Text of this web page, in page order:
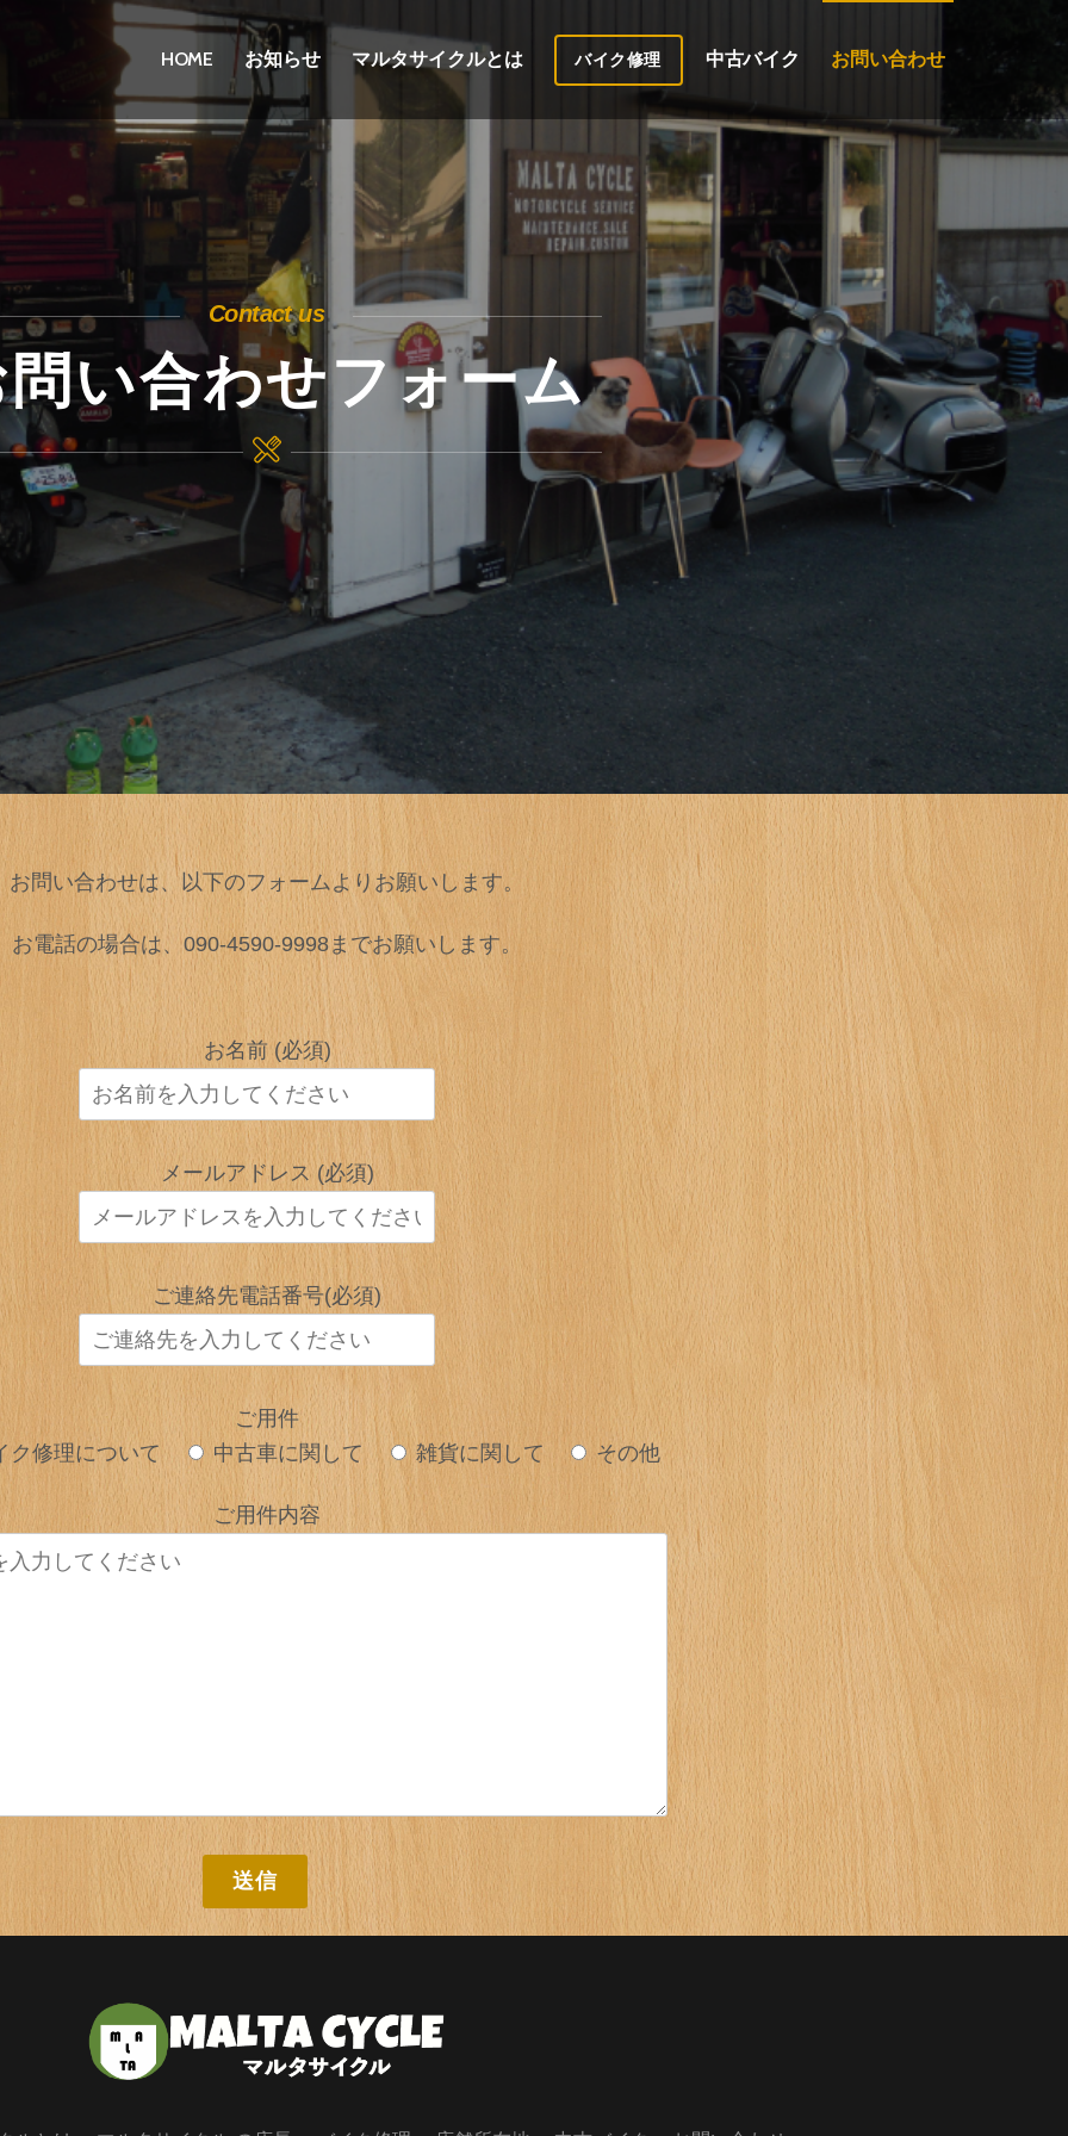
HOME お知らせ マルタサイクルとは バイク修理 中古バイク お問い合わせ
Contact us
い合わせフォーム
お問い合わせは、以下のフォームよりお願いします。
お電話の場合は、090-4590-9998までお願いします。
お名前 (必須)
メールアドレス (必須)
ご連絡先電話番号(必須)
ご用件
ク修理について
中古車に関して 雑貨に関して その他
ご用件内容